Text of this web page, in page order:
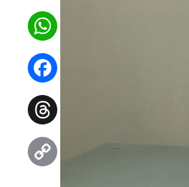
WhatsApp
Facebook
Threads